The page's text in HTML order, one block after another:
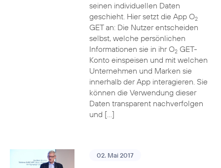
seinen individuellen Daten
geschieht. Hier setzt die App O2
GET an: Die Nutzer entscheiden
selbst, welche persönlichen
Informationen sie in ihr O2GET-
Konto einspeisen und mit welchen
Unternehmen und Marken sie
innerhalb der App interagieren. Sie
können die Verwendung dieser
Daten transparent nachverfolgen
und […]
02. Mai 2017